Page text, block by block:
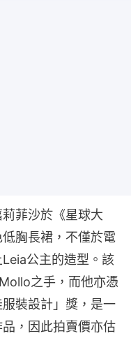
菲沙於《星球大
胸長裙，不僅於電
公主的造型。該
之手，而他亦憑
服裝設計」獎，是一
，因此拍賣價亦估